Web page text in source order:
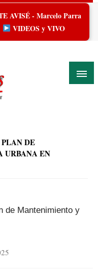
AVISÉ - Marcelo Parra
VIDEOS y VIVO
DE
URBANA EN
de Mantenimiento y